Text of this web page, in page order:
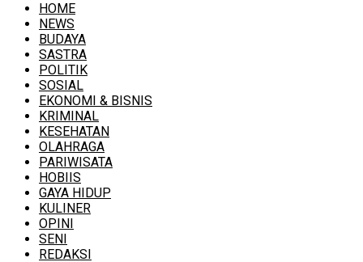
HOME
NEWS
BUDAYA
SASTRA
POLITIK
SOSIAL
EKONOMI & BISNIS
KRIMINAL
KESEHATAN
OLAHRAGA
PARIWISATA
HOBIIS
GAYA HIDUP
KULINER
OPINI
SENI
REDAKSI